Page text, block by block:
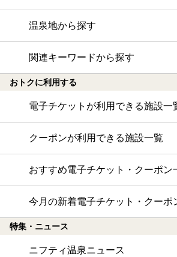
温泉地から探す
関連キーワードから探す
おトクに利用する
電子チケットが利用できる施設一
クーポンが利用できる施設一覧
おすすめ電子チケット・クーポン
今月の新着電子チケット・クーポ
特集・ニュース
ニフティ温泉ニュース